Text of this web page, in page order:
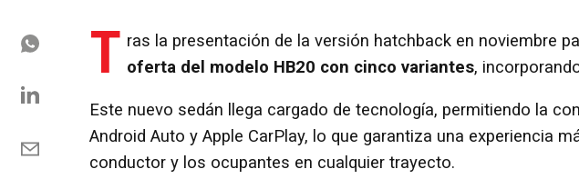
T ras la presentación de la versión hatchback en noviembre
oferta del modelo HB20 con cinco variantes,
Este nuevo sedán llega cargado de tecnología, permitiendo la
Android Auto y Apple CarPlay, lo que garantiza una experiencia
conductor y los ocupantes en cualquier trayecto.